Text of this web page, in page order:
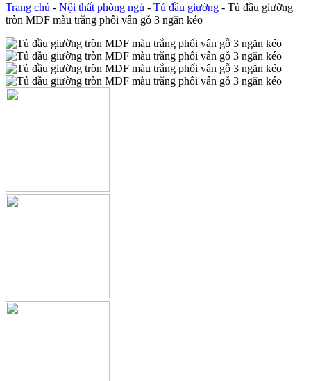
Trang chủ - Nội thất phòng ngủ - Tủ đầu giường - Tủ đầu giường
tròn MDF màu trắng phối vân gỗ 3 ngăn kéo